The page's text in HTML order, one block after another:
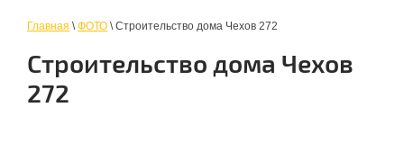
Главная \ФОТО \ Строительство дома Чехов 272
Строительство дома Чехов
272